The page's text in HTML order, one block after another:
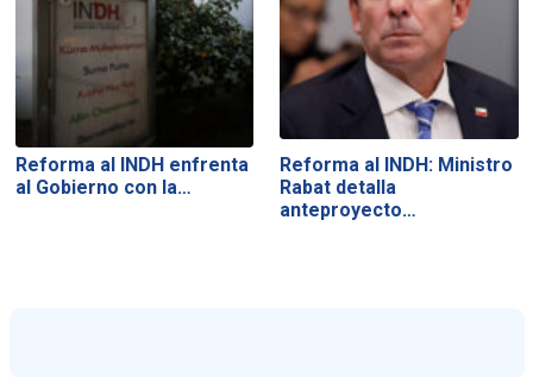
Reforma al INDH enfrenta
al Gobierno con la…
Reforma al INDH: Ministro
Rabat detalla
anteproyecto…